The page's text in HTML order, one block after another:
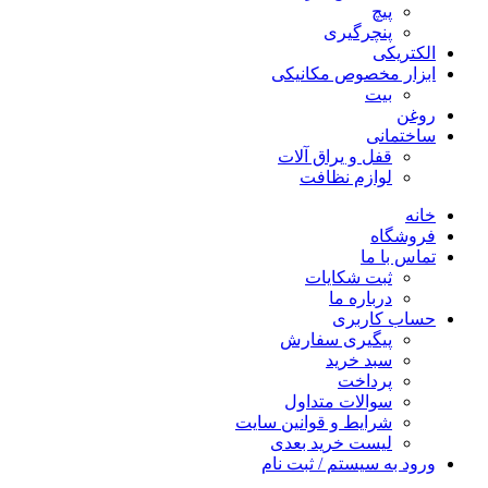
پیچ
پنچرگیری
الکتریکی
ابزار مخصوص مکانیکی
بیت
روغن
ساختمانی
قفل و یراق آلات
لوازم نظافت
خانه
فروشگاه
تماس با ما
ثبت شکایات
درباره ما
حساب کاربری
پیگیری سفارش
سبد خرید
پرداخت
سوالات متداول
شرایط و قوانین سایت
لیست خرید بعدی
ورود به سیستم / ثبت نام